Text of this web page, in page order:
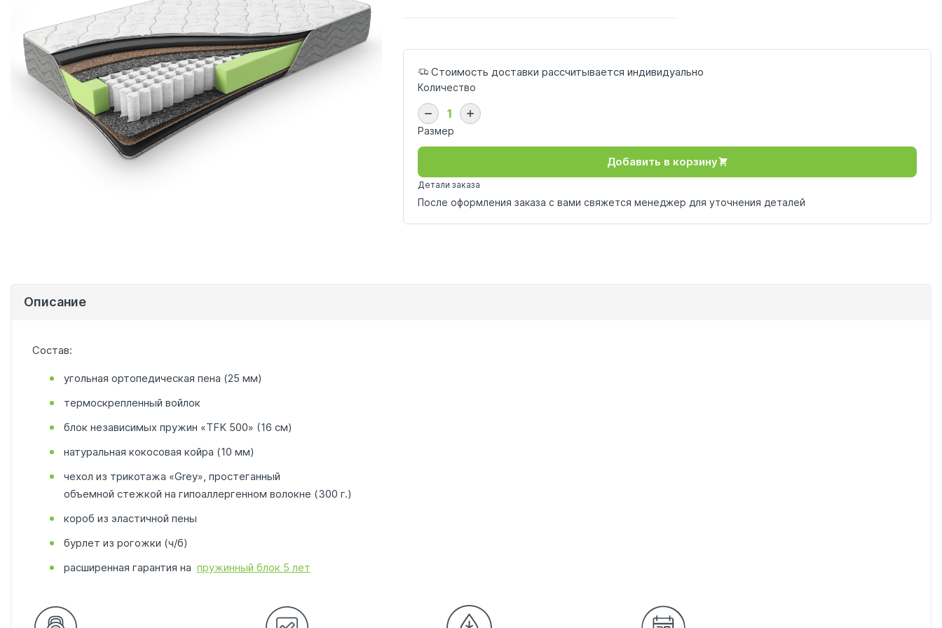
Стоимость доставки рассчитывается индивидуально
Количество
Размер
Добавить в корзину
Детали заказа
После оформления заказа с вами свяжется менеджер для уточнения деталей
Описание
Состав:
угольная ортопедическая пена (25 мм)
термоскрепленный войлок
блок независимых пружин «TFK 500» (16 см)
натуральная кокосовая койра (10 мм)
чехол из трикотажа «Grey», простеганный
объемной стежкой на гипоаллергенном волокне (300 г.)
короб из эластичной пены
бурлет из рогожки (ч/б)
расширенная гарантия на пружинный блок 5 лет